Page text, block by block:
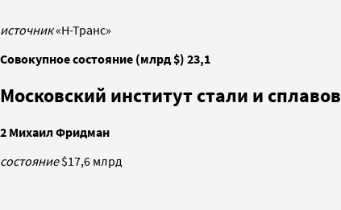
источник«Н-Транс»
Совокупное состояние (млрд $) 23,1
Московский институт стали и сплавов
2 Михаил Фридман
состояние$17,6 млрд